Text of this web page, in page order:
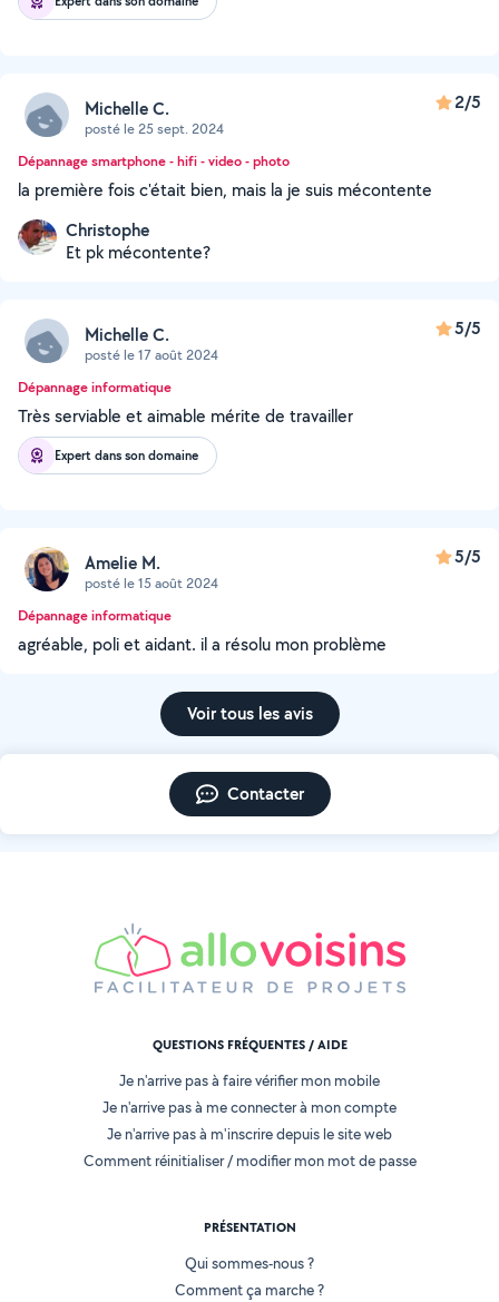
Michelle C.
posté le 25 sept. 2024
2/5
Dépannage smartphone - hifi - video - photo
la première fois c'était bien, mais la je suis mécontente
Christophe
Et pk mécontente?
Michelle C.
posté le 17 août 2024
5/5
Dépannage informatique
Très serviable et aimable mérite de travailler
Expert dans son domaine
Amelie M.
posté le 15 août 2024
5/5
Dépannage informatique
agréable, poli et aidant. il a résolu mon problème
Voir tous les avis
Contacter
QUESTIONS FRÉQUENTES / AIDE
Je n'arrive pas à faire vérifier mon mobile
Je n'arrive pas à me connecter à mon compte
Je n'arrive pas à m'inscrire depuis le site web
Comment réinitialiser / modifier mon mot de passe
PRÉSENTATION
Qui sommes-nous ?
Comment ça marche ?